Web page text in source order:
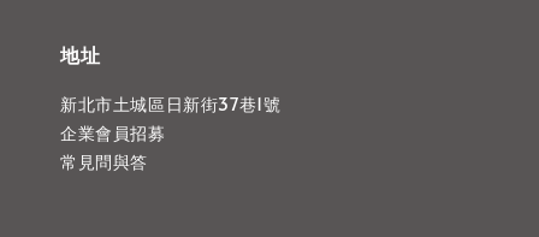
地址
新北市土城區日新街37巷1號
企業會員招募
常見問與答